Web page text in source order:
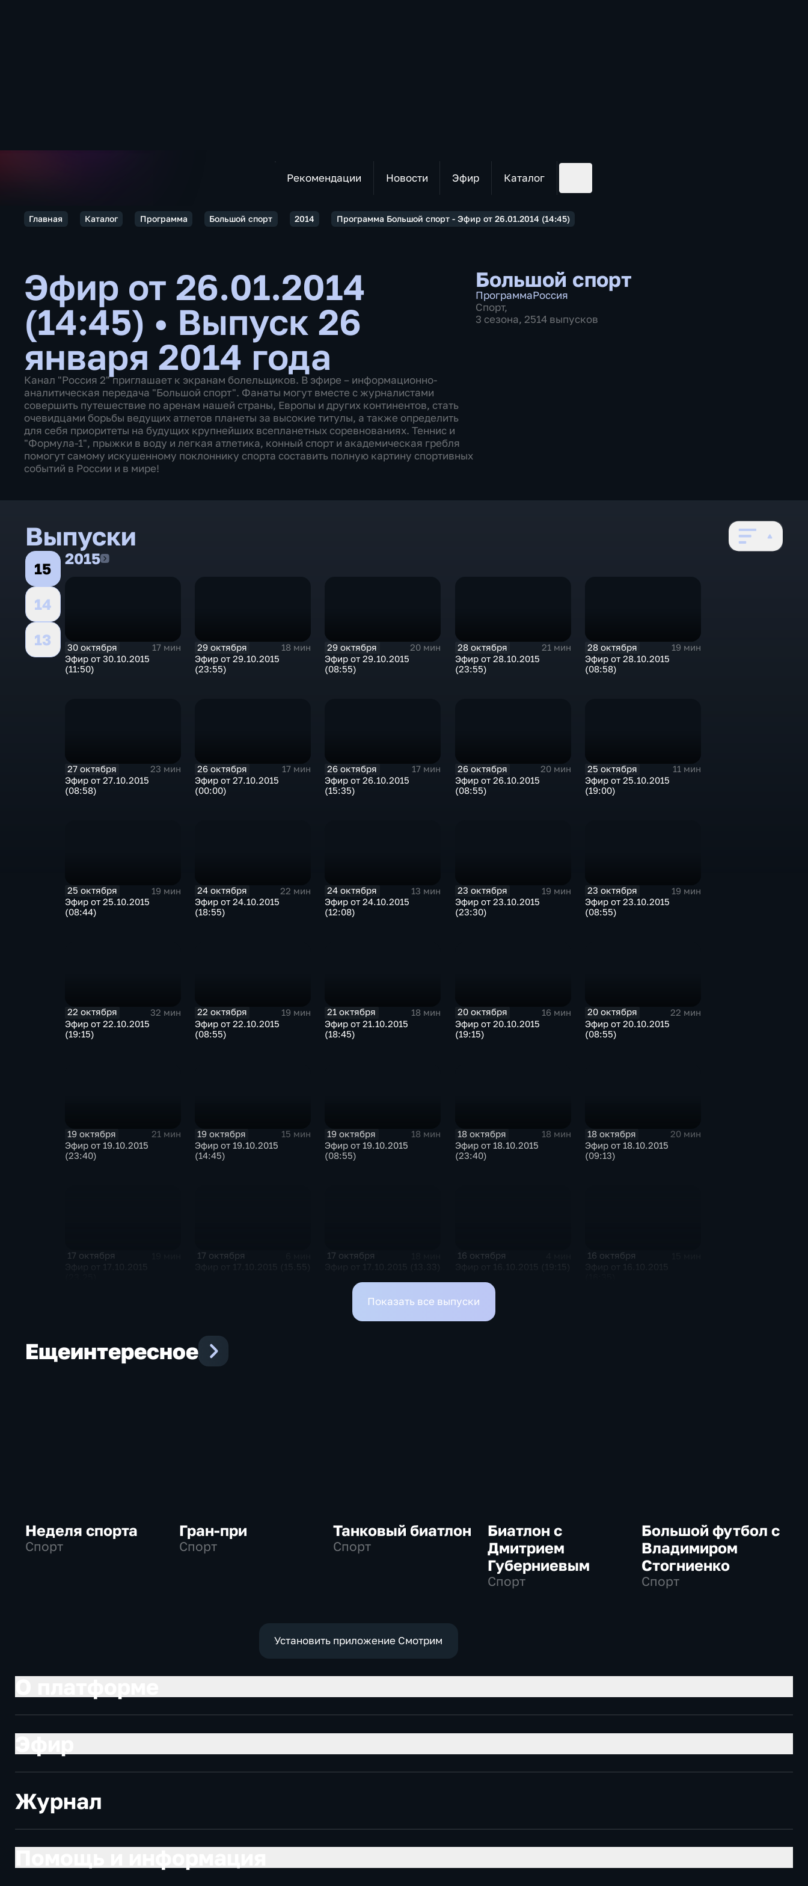
Рекомендации Новости Эфир Каталог
Главная Каталог Программа Большой спорт 2014 Программа Большой спорт - Эфир от 26.01.2014 (14:45)
Эфир от 26.01.2014
(14:45) • Выпуск 26
января 2014 года
Канал "Россия 2" приглашает к экранам болельщиков. В эфире – информационно-
аналитическая передача "Большой спорт". Фанаты могут вместе с журналистами
совершить путешествие по аренам нашей страны, Европы и других континентов, стать
очевидцами борьбы ведущих атлетов планеты за высокие титулы, а также определить
для себя приоритеты на будущих крупнейших всепланетных соревнованиях. Теннис и
"Формула-1", прыжки в воду и легкая атлетика, конный спорт и академическая гребля
помогут самому искушенному поклоннику спорта составить полную картину спортивных
событий в России и в мире!
Большой спорт
ПрограммаРоссия
Спорт,
3 сезона, 2514 выпусков
Выпуски
15
14
13
20152015
30 октября
17 мин
Эфир от 30.10.2015
(11:50)
29 октября
18 мин
Эфир от 29.10.2015
(23:55)
29 октября
20 мин
Эфир от 29.10.2015
(08:55)
28 октября
21 мин
Эфир от 28.10.2015
(23:55)
28 октября
19 мин
Эфир от 28.10.2015
(08:58)
27 октября
23 мин
Эфир от 27.10.2015
(08:58)
26 октября
17 мин
Эфир от 27.10.2015
(00:00)
26 октября
17 мин
Эфир от 26.10.2015
(15:35)
26 октября
20 мин
Эфир от 26.10.2015
(08:55)
25 октября
11 мин
Эфир от 25.10.2015
(19:00)
25 октября
19 мин
Эфир от 25.10.2015
(08:44)
24 октября
22 мин
Эфир от 24.10.2015
(18:55)
24 октября
13 мин
Эфир от 24.10.2015
(12:08)
23 октября
19 мин
Эфир от 23.10.2015
(23:30)
23 октября
19 мин
Эфир от 23.10.2015
(08:55)
22 октября
32 мин
Эфир от 22.10.2015
(19:15)
22 октября
19 мин
Эфир от 22.10.2015
(08:55)
21 октября
18 мин
Эфир от 21.10.2015
(18:45)
20 октября
16 мин
Эфир от 20.10.2015
(19:15)
20 октября
22 мин
Эфир от 20.10.2015
(08:55)
19 октября
21 мин
Эфир от 19.10.2015
(23:40)
19 октября
15 мин
Эфир от 19.10.2015
(14:45)
19 октября
18 мин
Эфир от 19.10.2015
(08:55)
18 октября
18 мин
Эфир от 18.10.2015
(23:40)
18 октября
20 мин
Эфир от 18.10.2015
(09:13)
17 октября 17 октября 17 октября 16 октября 16 октября
Показать все выпуски
Ещеинтересное
Неделя спорта
Спорт
Гран-при
Спорт
Танковый биатлон
Спорт
Биатлон с
Дмитрием
Губерниевым
Спорт
Большой футбол с
Владимиром
Стогниенко
Спорт
Установить приложение Смотрим
Журнал